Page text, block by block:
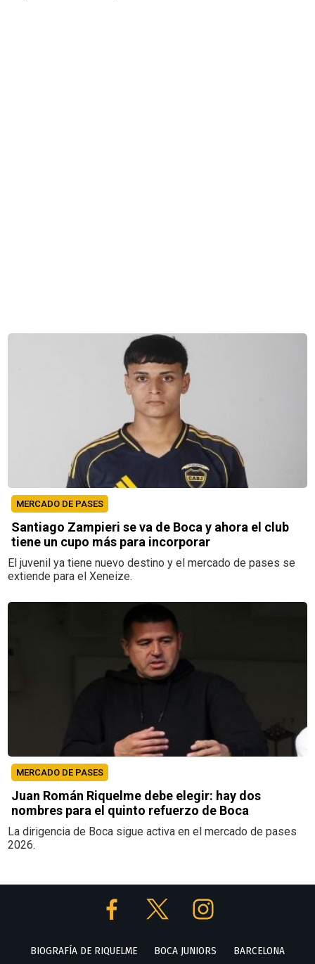
MERCADO DE PASES
Santiago Zampieri se va de Boca y ahora el club
tiene un cupo más para incorporar
El juvenil ya tiene nuevo destino y el mercado de pases se
extiende para el Xeneize.
MERCADO DE PASES
Juan Román Riquelme debe elegir: hay dos
nombres para el quinto refuerzo de Boca
La dirigencia de Boca sigue activa en el mercado de pases
2026.
BIOGRAFÍA DE RIQUELME BOCA JUNIORS BARCELONA